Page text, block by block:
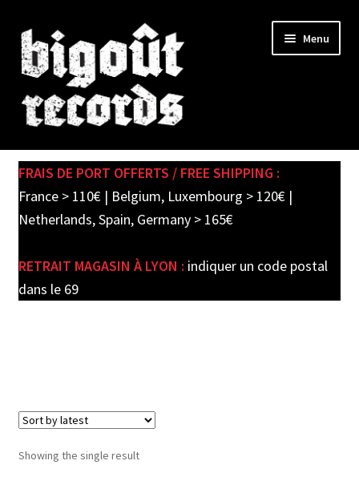
Skip
to
navigation
Skip
to
content
Menu
SHOP
child
PRE-ORDERS
FRAIS DE PORT OFFERTS / FREE SHIPPING :
France > 110€ | Belgium, Luxembourg > 120€ |
Netherlands, Spain, Germany > 165€
RETRAIT MAGASIN À LYON : indiquer un code postal
dans le 69
Showing the single result